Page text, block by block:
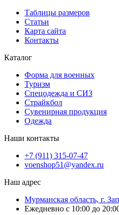
Таблицы размеров
Статьи
Карта сайта
Контакты
Каталог
Форма для военных
Туризм
Спецодежда и СИЗ
Страйкбол
Сувенирная продукция
Одежда
Наши контакты
+7 (911) 315-07-47
voenshop51@yandex.ru
Наш адрес
Мурманская область, г.
Ежедневно с 10:00 до